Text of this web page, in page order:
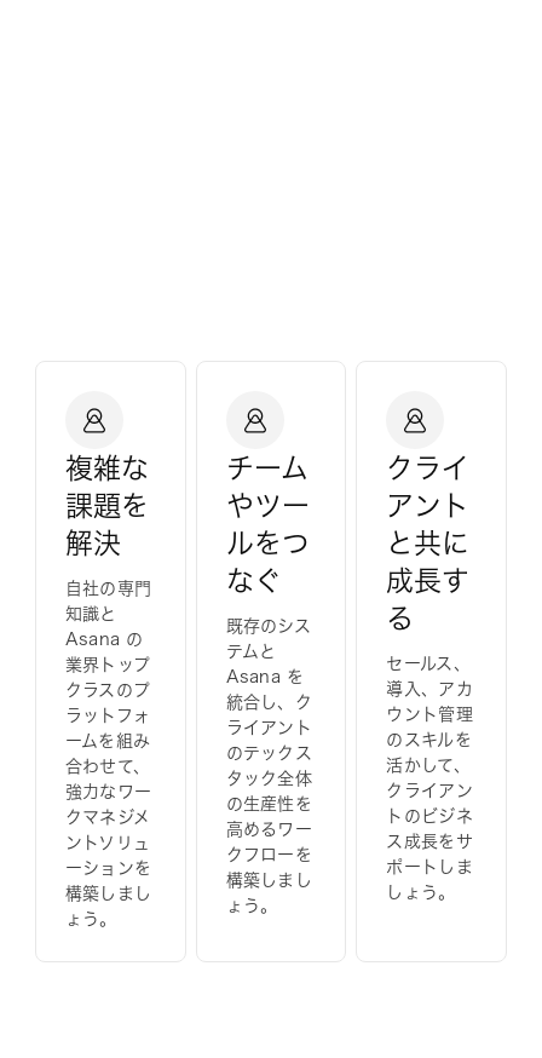
複雑な
課題を
解決
自社の専門
知識と
Asana の
業界トップ
クラスのプ
ラットフォ
ームを組み
合わせて、
強力なワー
クマネジメ
ントソリュ
ーションを
構築しまし
ょう。
チーム
やツー
ルをつ
なぐ
既存のシス
テムと
Asana を
統合し、ク
ライアント
のテックス
タック全体
の生産性を
高めるワー
クフローを
構築しまし
ょう。
クライ
アント
と共に
成長す
る
セールス、
導入、アカ
ウント管理
のスキルを
活かして、
クライアン
トのビジネ
ス成長をサ
ポートしま
しょう。